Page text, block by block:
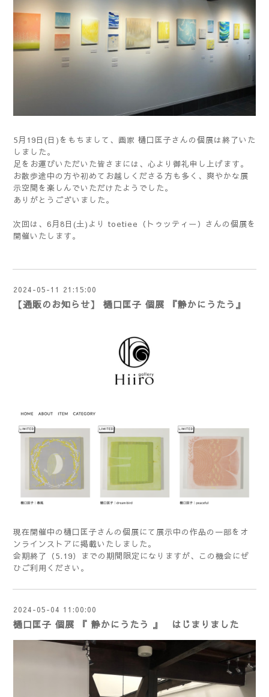
5月19日(日)をもちまして、画家 樋口匡子さんの個展は終了いた
しました。
足をお運びいただいた皆さまには、心より御礼申し上げます。
お散歩途中の方や初めてお越しくださる方も多く、爽やかな展
示空間を楽しんでいただけたようでした。
ありがとうございました。
次回は、6月8日(土)よりtoetiee（トゥッティー）
さんの個展を
開催いたします。
2024-05-11 21:15:00
【通販のお知らせ】 樋口匡子 個展 『静かにうたう』
現在開催中の樋口匡子さんの個展にて展示中の作品の一部を オ
ンラインストア に掲載いたしました。
会期終了（5.19）までの期間限定になりますが、この機会にぜ
ひご利用ください。
2024-05-04 11:00:00
樋口匡子 個展 『 静かにうたう 』 はじまりました